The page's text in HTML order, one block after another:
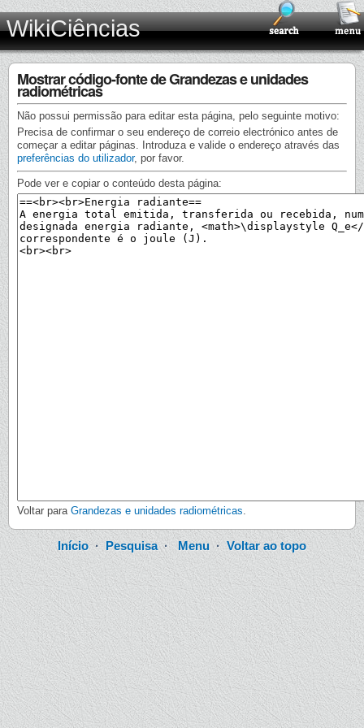
WikiCiências
Mostrar código-fonte de Grandezas e unidades
radiométricas
Não possui permissão para editar esta página, pelo seguinte motivo:
Precisa de confirmar o seu endereço de correio electrónico antes de
começar a editar páginas. Introduza e valide o endereço através das
preferências do utilizador, por favor.
Pode ver e copiar o conteúdo desta página:
Voltar para Grandezas e unidades radiométricas.
Início· Pesquisa·Menu · Voltar ao topo